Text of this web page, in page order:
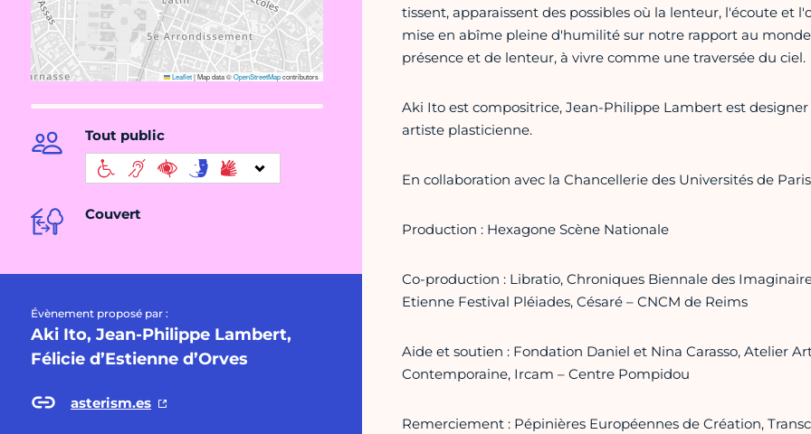
Leaflet|Map data ©OpenStreetMapcontributors
Tout public
Couvert
Évènement proposé par :
Aki Ito, Jean-Philippe Lambert,
Félicie d’Estienne d’Orves
asterism.es
tissent, apparaissent des possibles où la lenteur, l'écoute et
mise en abîme pleine d'humilité sur notre rapport au
présence et de lenteur, à vivre comme une traversée du ciel.
Aki Ito est compositrice, Jean-Philippe Lambert est
artiste plasticienne.
En collaboration avec la Chancellerie des Universités de
Production : Hexagone Scène Nationale
Co-production : Libratio, Chroniques Biennale des
Etienne Festival Pléiades, Césaré – CNCM de Reims
Aide et soutien : Fondation Daniel et Nina Carasso, Atelier
Contemporaine, Ircam – Centre Pompidou
Remerciement : Pépinières Européennes de Création,